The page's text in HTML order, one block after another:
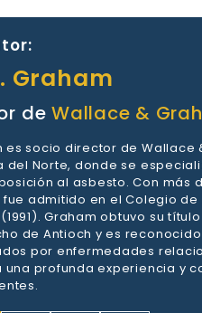
Graham
deWallace &
es socio director de Wallace
del Norte, donde se
al asbesto. Con más
admitido en el Colegio de
Graham obtuvo su
de Antioch y es
por enfermedades
una profunda experiencia y